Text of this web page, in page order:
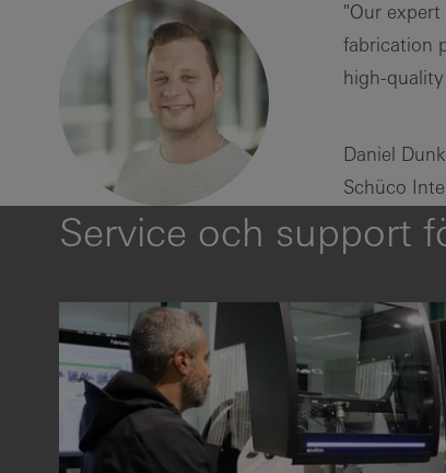
"Our
fabrication
high-
Daniel
Schüco
Service och support